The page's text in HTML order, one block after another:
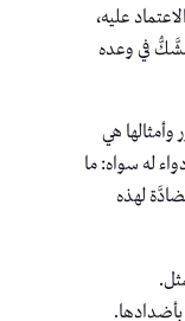
عليه،
في وعده
هي
له سواه: ما
لهذه
بأضدادها.